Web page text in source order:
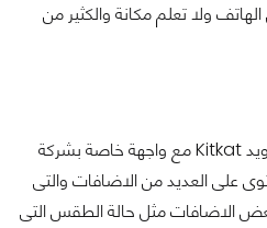
ولا تعلم مكانة والكثير من
نظام تشغيل الهاتف N3 هو أندرويد Kitkat مع واجهة خاصة بشركة
على العديد من الاضافات والتى
الاضافات مثل حالة الطقس التى